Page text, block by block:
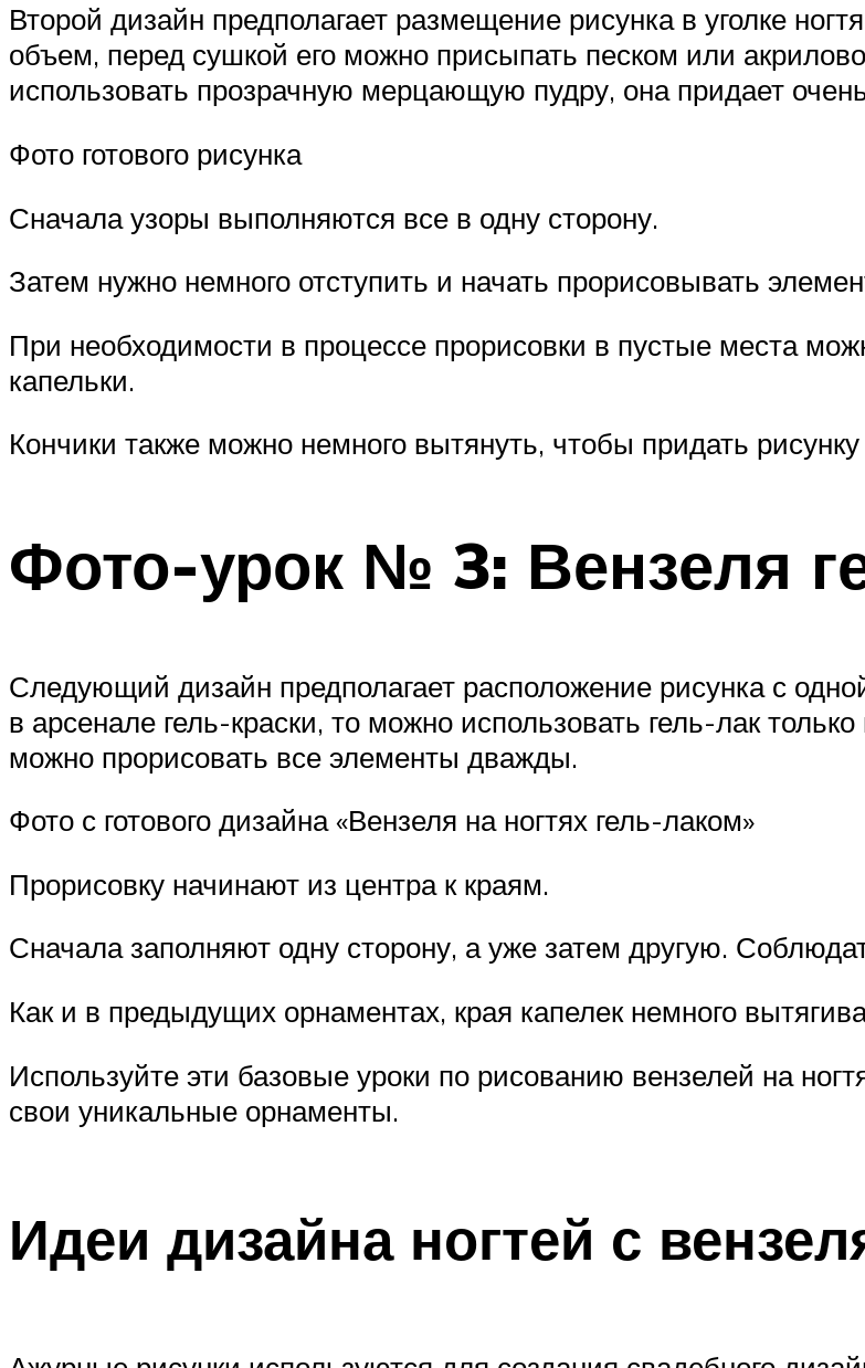
Второй дизайн предполагает размещение рисунка в уголке
объем, перед сушкой его можно присыпать песком или
использовать прозрачную мерцающую пудру, она придает
Фото готового рисунка
Сначала узоры выполняются все в одну сторону.
Затем нужно немного отступить и начать прорисовывать
При необходимости в процессе прорисовки в пустые места
капельки.
Кончики также можно немного вытянуть, чтобы придать
Фото-урок № 3: Вензеля
Следующий дизайн предполагает расположение рисунка с
в арсенале гель-краски, то можно использовать гель-лак
можно прорисовать все элементы дважды.
Фото с готового дизайна «Вензеля на ногтях гель-лаком»
Прорисовку начинают из центра к краям.
Сначала заполняют одну сторону, а уже затем другую.
Как и в предыдущих орнаментах, края капелек немного
Используйте эти базовые уроки по рисованию вензелей на
свои уникальные орнаменты.
Идеи дизайна ногтей с